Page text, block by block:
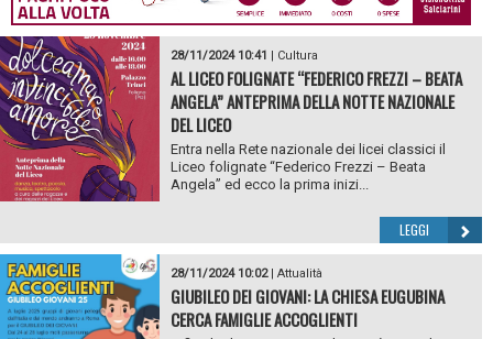
28/11/2024 10:41 | Cultura
AL LICEO FOLIGNATE “FEDERICO FREZZI – BEATA
ANGELA” ANTEPRIMA DELLA NOTTE NAZIONALE
DEL LICEO
Entra nella Rete nazionale dei licei classici il
Liceo folignate “Federico Frezzi – Beata
Angela” ed ecco la prima inizi...
LEGGI
28/11/2024 10:02| Attualità
GIUBILEO DEI GIOVANI: LA CHIESA EUGUBINA
CERCA FAMIGLIE ACCOGLIENTI